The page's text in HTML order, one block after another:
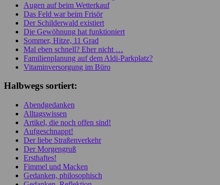
Augen auf beim Wetterkauf
Das Feld war beim Frisör
Der Schilderwald existiert
Die Gewöhnung hat funktioniert
Sommer, Hitze, 11 Grad
Mal eben schnell? Eher nicht …
Familienplanung auf dem Aldi-Parkplatz?
Vitaminversorgung im Büro
Halbwegs sortiert:
Abendgedanken
Alltagswissen
Artikel, die noch offen sind!
Aufgeschnappt!
Der liebe Straßenverkehr
Der Morgengruß
Ersthaftes!
Fimmel und Macken
Gedanken, philosophisch